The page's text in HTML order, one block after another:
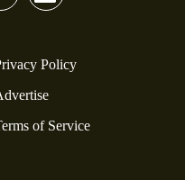
Policy
of Service